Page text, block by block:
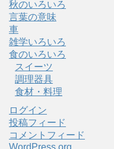
秋のいろいろ
言葉の意味
車
雑学いろいろ
食のいろいろ
スイーツ
調理器具
食材・料理
ログイン
投稿フィード
コメントフィード
WordPress.org